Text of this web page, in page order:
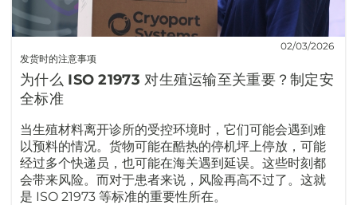
发货时的注意事项
02/03/2026
为什么 ISO 21973 对生殖运输至关重要？制定安
全标准
当生殖材料离开诊所的受控环境时，它们可能会遇到难
以预料的情况。货物可能在酷热的停机坪上停放，可能
经过多个快递员，也可能在海关遇到延误。这些时刻都
会带来风险。而对于患者来说，风险再高不过了。这就
是 ISO 21973 等标准的重要性所在。